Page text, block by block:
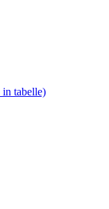
tabelle)